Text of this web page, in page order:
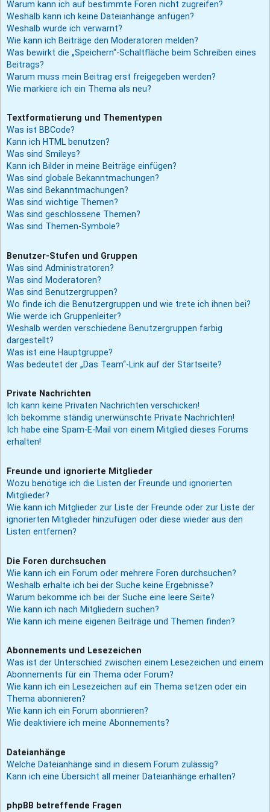
Warum kann ich auf bestimmte Foren nicht zugreifen?
Weshalb kann ich keine Dateianhänge anfügen?
Weshalb wurde ich verwarnt?
Wie kann ich Beiträge den Moderatoren melden?
Was bewirkt die „Speichern“-Schaltfläche beim Schreiben eines
Beitrags?
Warum muss mein Beitrag erst freigegeben werden?
Wie markiere ich ein Thema als neu?
Textformatierung und Thementypen
Was ist BBCode?
Kann ich HTML benutzen?
Was sind Smileys?
Kann ich Bilder in meine Beiträge einfügen?
Was sind globale Bekanntmachungen?
Was sind Bekanntmachungen?
Was sind wichtige Themen?
Was sind geschlossene Themen?
Was sind Themen-Symbole?
Benutzer-Stufen und Gruppen
Was sind Administratoren?
Was sind Moderatoren?
Was sind Benutzergruppen?
Wo finde ich die Benutzergruppen und wie trete ich ihnen bei?
Wie werde ich Gruppenleiter?
Weshalb werden verschiedene Benutzergruppen farbig
dargestellt?
Was ist eine Hauptgruppe?
Was bedeutet der „Das Team“-Link auf der Startseite?
Private Nachrichten
Ich kann keine Privaten Nachrichten verschicken!
Ich bekomme ständig unerwünschte Private Nachrichten!
Ich habe eine Spam-E-Mail von einem Mitglied dieses Forums
erhalten!
Freunde und ignorierte Mitglieder
Wozu benötige ich die Listen der Freunde und ignorierten
Mitglieder?
Wie kann ich Mitglieder zur Liste der Freunde oder zur Liste der
ignorierten Mitglieder hinzufügen oder diese wieder aus den
Listen entfernen?
Die Foren durchsuchen
Wie kann ich ein Forum oder mehrere Foren durchsuchen?
Weshalb erhalte ich bei der Suche keine Ergebnisse?
Warum bekomme ich bei der Suche eine leere Seite?
Wie kann ich nach Mitgliedern suchen?
Wie kann ich meine eigenen Beiträge und Themen finden?
Abonnements und Lesezeichen
Was ist der Unterschied zwischen einem Lesezeichen und einem
Abonnements für ein Thema oder Forum?
Wie kann ich ein Lesezeichen auf ein Thema setzen oder ein
Thema abonnieren?
Wie kann ich ein Forum abonnieren?
Wie deaktiviere ich meine Abonnements?
Dateianhänge
Welche Dateianhänge sind in diesem Forum zulässig?
Kann ich eine Übersicht all meiner Dateianhänge erhalten?
phpBB betreffende Fragen